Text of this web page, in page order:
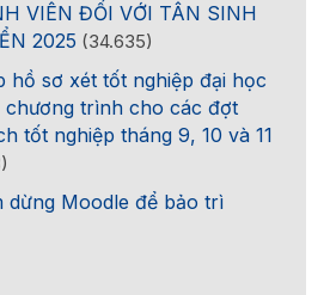
VIÊN ĐỐI VỚI TÂN SINH
2025 (34.635)
hồ sơ xét tốt nghiệp đại học
chương trình cho các đợt
tốt nghiệp tháng 9, 10 và 11
dừng Moodle để bảo trì